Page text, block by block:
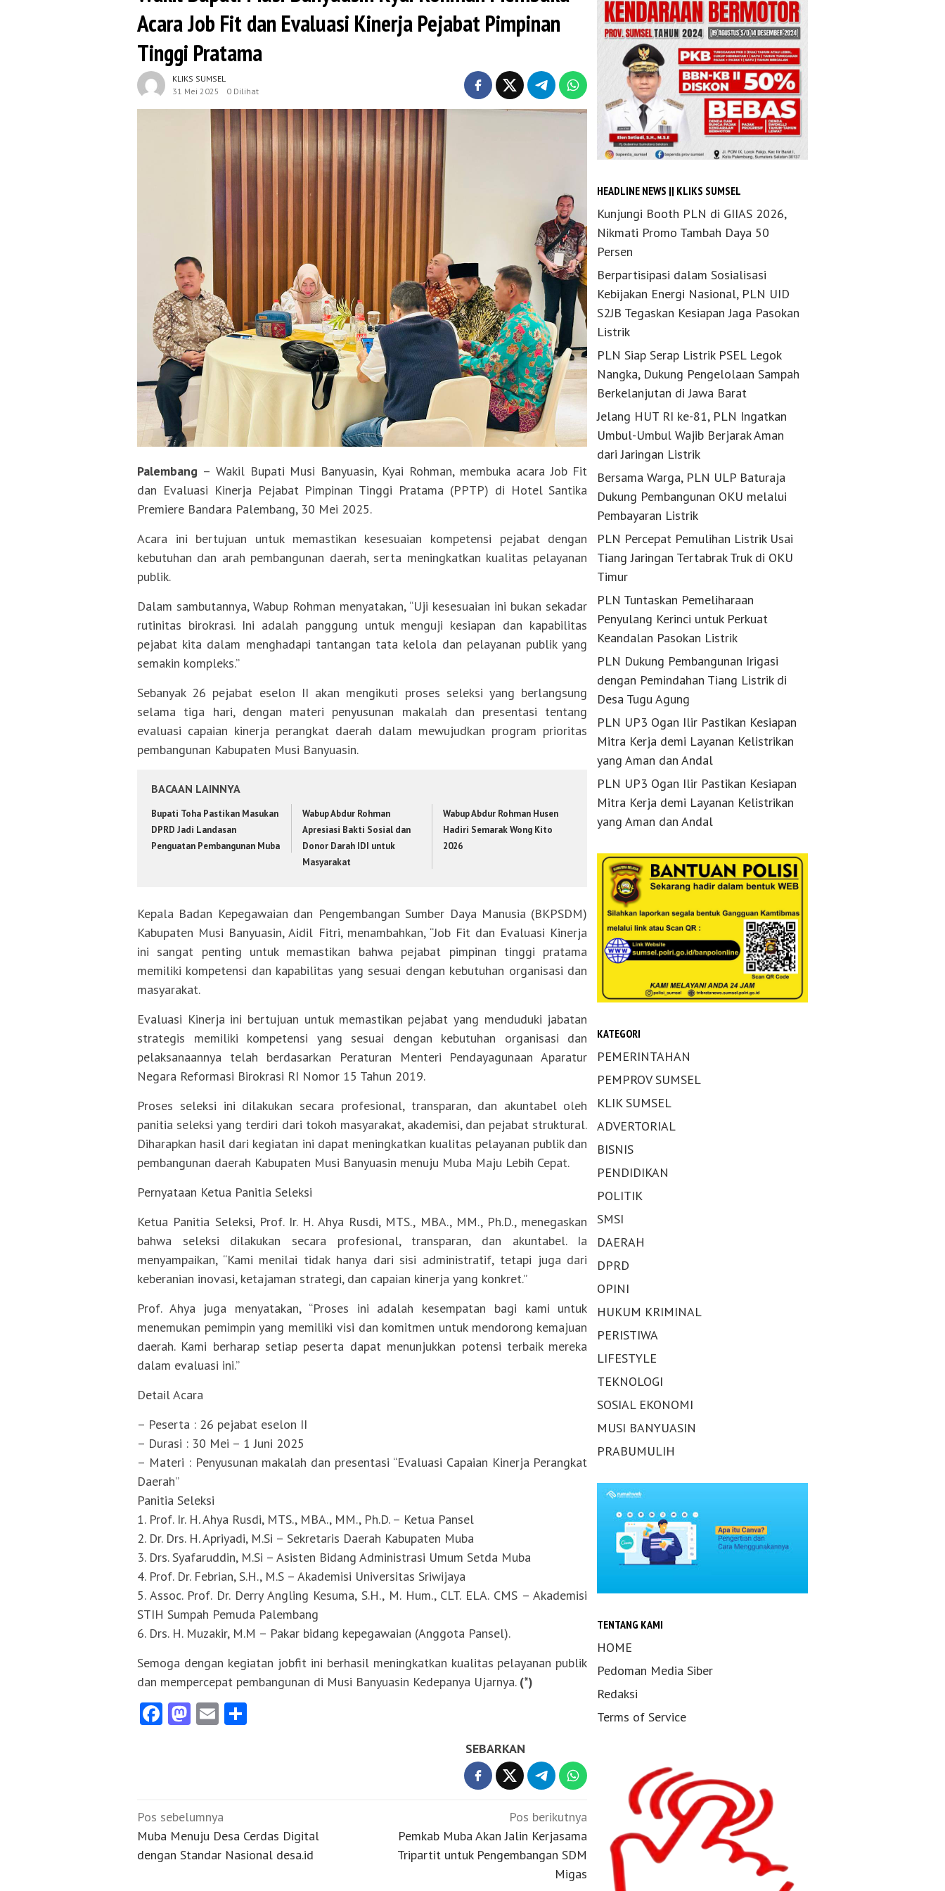
Acara Job Fit dan Evaluasi Kinerja Pejabat Pimpinan
Tinggi Pratama
KLIKS SUMSEL
31 Mei 2025
0 Dilihat
Palembang – Wakil Bupati Musi Banyuasin, Kyai Rohman, membuka acara Job Fit
dan Evaluasi Kinerja Pejabat Pimpinan Tinggi Pratama (PPTP) di Hotel Santika
Premiere Bandara Palembang, 30 Mei 2025.
Acara ini bertujuan untuk memastikan kesesuaian kompetensi pejabat dengan
kebutuhan dan arah pembangunan daerah, serta meningkatkan kualitas pelayanan
publik.
Dalam sambutannya, Wabup Rohman menyatakan, “Uji kesesuaian ini bukan sekadar
rutinitas birokrasi. Ini adalah panggung untuk menguji kesiapan dan kapabilitas
pejabat kita dalam menghadapi tantangan tata kelola dan pelayanan publik yang
semakin kompleks.”
Sebanyak 26 pejabat eselon II akan mengikuti proses seleksi yang berlangsung
selama tiga hari, dengan materi penyusunan makalah dan presentasi tentang
evaluasi capaian kinerja perangkat daerah dalam mewujudkan program prioritas
pembangunan Kabupaten Musi Banyuasin.
BACAAN LAINNYA
Bupati Toha Pastikan Masukan
DPRD Jadi Landasan
Penguatan Pembangunan Muba
Wabup Abdur Rohman
Apresiasi Bakti Sosial dan
Donor Darah IDI untuk
Masyarakat
Wabup Abdur Rohman Husen
Hadiri Semarak Wong Kito
2026
Kepala Badan Kepegawaian dan Pengembangan Sumber Daya Manusia (BKPSDM)
Kabupaten Musi Banyuasin, Aidil Fitri, menambahkan, “Job Fit dan Evaluasi Kinerja
ini sangat penting untuk memastikan bahwa pejabat pimpinan tinggi pratama
memiliki kompetensi dan kapabilitas yang sesuai dengan kebutuhan organisasi dan
masyarakat.
Evaluasi Kinerja ini bertujuan untuk memastikan pejabat yang menduduki jabatan
strategis memiliki kompetensi yang sesuai dengan kebutuhan organisasi dan
pelaksanaannya telah berdasarkan Peraturan Menteri Pendayagunaan Aparatur
Negara Reformasi Birokrasi RI Nomor 15 Tahun 2019.
Proses seleksi ini dilakukan secara profesional, transparan, dan akuntabel oleh
panitia seleksi yang terdiri dari tokoh masyarakat, akademisi, dan pejabat struktural.
Diharapkan hasil dari kegiatan ini dapat meningkatkan kualitas pelayanan publik dan
pembangunan daerah Kabupaten Musi Banyuasin menuju Muba Maju Lebih Cepat.
Pernyataan Ketua Panitia Seleksi
Ketua Panitia Seleksi, Prof. Ir. H. Ahya Rusdi, MTS., MBA., MM., Ph.D., menegaskan
bahwa seleksi dilakukan secara profesional, transparan, dan akuntabel. Ia
menyampaikan, “Kami menilai tidak hanya dari sisi administratif, tetapi juga dari
keberanian inovasi, ketajaman strategi, dan capaian kinerja yang konkret.”
Prof. Ahya juga menyatakan, “Proses ini adalah kesempatan bagi kami untuk
menemukan pemimpin yang memiliki visi dan komitmen untuk mendorong kemajuan
daerah. Kami berharap setiap peserta dapat menunjukkan potensi terbaik mereka
dalam evaluasi ini.”
Detail Acara
– Peserta : 26 pejabat eselon II
– Durasi : 30 Mei – 1 Juni 2025
– Materi : Penyusunan makalah dan presentasi “Evaluasi Capaian Kinerja Perangkat
Daerah”
Panitia Seleksi
1. Prof. Ir. H. Ahya Rusdi, MTS., MBA., MM., Ph.D. – Ketua Pansel
2. Dr. Drs. H. Apriyadi, M.Si – Sekretaris Daerah Kabupaten Muba
3. Drs. Syafaruddin, M.Si – Asisten Bidang Administrasi Umum Setda Muba
4. Prof. Dr. Febrian, S.H., M.S – Akademisi Universitas Sriwijaya
5. Assoc. Prof. Dr. Derry Angling Kesuma, S.H., M. Hum., CLT. ELA. CMS – Akademisi
STIH Sumpah Pemuda Palembang
6. Drs. H. Muzakir, M.M – Pakar bidang kepegawaian (Anggota Pansel).
Semoga dengan kegiatan jobfit ini berhasil meningkatkan kualitas pelayanan publik
dan mempercepat pembangunan di Musi Banyuasin Kedepanya Ujarnya. (*)
Facebook
Mastodon
Email
SEBARKAN
Navigasi
pos
Pos sebelumnya
Muba Menuju Desa Cerdas Digital
dengan Standar Nasional desa.id
Pos berikutnya
Pemkab Muba Akan Jalin Kerjasama
Tripartit untuk Pengembangan SDM
Migas
HEADLINE NEWS || KLIKS SUMSEL
Kunjungi Booth PLN di GIIAS 2026,
Nikmati Promo Tambah Daya 50
Persen
Berpartisipasi dalam Sosialisasi
Kebijakan Energi Nasional, PLN UID
S2JB Tegaskan Kesiapan Jaga Pasokan
Listrik
PLN Siap Serap Listrik PSEL Legok
Nangka, Dukung Pengelolaan Sampah
Berkelanjutan di Jawa Barat
Jelang HUT RI ke-81, PLN Ingatkan
Umbul-Umbul Wajib Berjarak Aman
dari Jaringan Listrik
Bersama Warga, PLN ULP Baturaja
Dukung Pembangunan OKU melalui
Pembayaran Listrik
PLN Percepat Pemulihan Listrik Usai
Tiang Jaringan Tertabrak Truk di OKU
Timur
PLN Tuntaskan Pemeliharaan
Penyulang Kerinci untuk Perkuat
Keandalan Pasokan Listrik
PLN Dukung Pembangunan Irigasi
dengan Pemindahan Tiang Listrik di
Desa Tugu Agung
PLN UP3 Ogan Ilir Pastikan Kesiapan
Mitra Kerja demi Layanan Kelistrikan
yang Aman dan Andal
PLN UP3 Ogan Ilir Pastikan Kesiapan
Mitra Kerja demi Layanan Kelistrikan
yang Aman dan Andal
KATEGORI
PEMERINTAHAN
PEMPROV SUMSEL
KLIK SUMSEL
ADVERTORIAL
BISNIS
PENDIDIKAN
POLITIK
SMSI
DAERAH
DPRD
OPINI
HUKUM KRIMINAL
PERISTIWA
LIFESTYLE
TEKNOLOGI
SOSIAL EKONOMI
MUSI BANYUASIN
PRABUMULIH
TENTANG KAMI
HOME
Pedoman Media Siber
Redaksi
Terms of Service